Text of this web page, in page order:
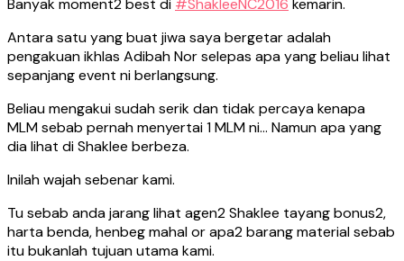
Banyak moment2 best di ‪#‎ShakleeNC2016‬ kemarin.
Antara satu yang buat jiwa saya bergetar adalah
pengakuan ikhlas Adibah Nor selepas apa yang beliau lihat
sepanjang event ni berlangsung.
Beliau mengakui sudah serik dan tidak percaya kenapa
MLM sebab pernah menyertai 1 MLM ni… Namun apa yang
dia lihat di Shaklee berbeza.
Inilah wajah sebenar kami.
Tu sebab anda jarang lihat agen2 Shaklee tayang bonus2,
harta benda, henbeg mahal or apa2 barang material sebab
itu bukanlah tujuan utama kami.